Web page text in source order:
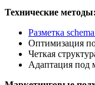
Технические методы:
Разметка
Оптимизация
Четкая
Адаптация под